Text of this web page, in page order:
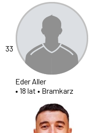
33
Eder Aller
• 18 lat • Bramkarz